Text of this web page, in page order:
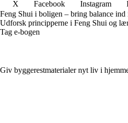
X
Facebook Instagram
Feng Shui i boligen – bring balance
Udforsk principperne i Feng Shui og
Tag e-bogen
Giv bygge­restmaterialer nyt liv i